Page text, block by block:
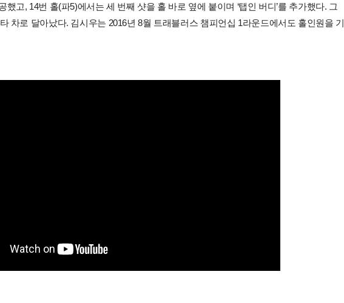
했고, 14번 홀(파5)에서는 세 번째 샷을 홀 바로 옆에 붙이며 ‘탭인 버디’를 추가했다. 그
차로 달아났다. 김시우는 2016년 8월 트래블러스 챔피언십 1라운드에서도 홀인원을 기